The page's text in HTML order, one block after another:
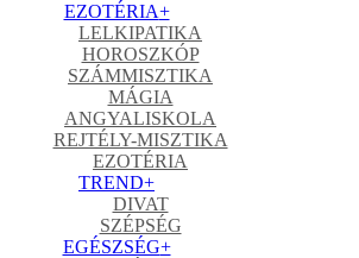
EZOTÉRIA+
LELKIPATIKA
HOROSZKÓP
SZÁMMISZTIKA
MÁGIA
ANGYALISKOLA
REJTÉLY-MISZTIKA
EZOTÉRIA
TREND+
DIVAT
SZÉPSÉG
EGÉSZSÉG+